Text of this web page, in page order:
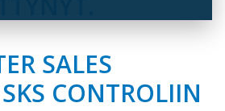
SALES
CONTROLIIN